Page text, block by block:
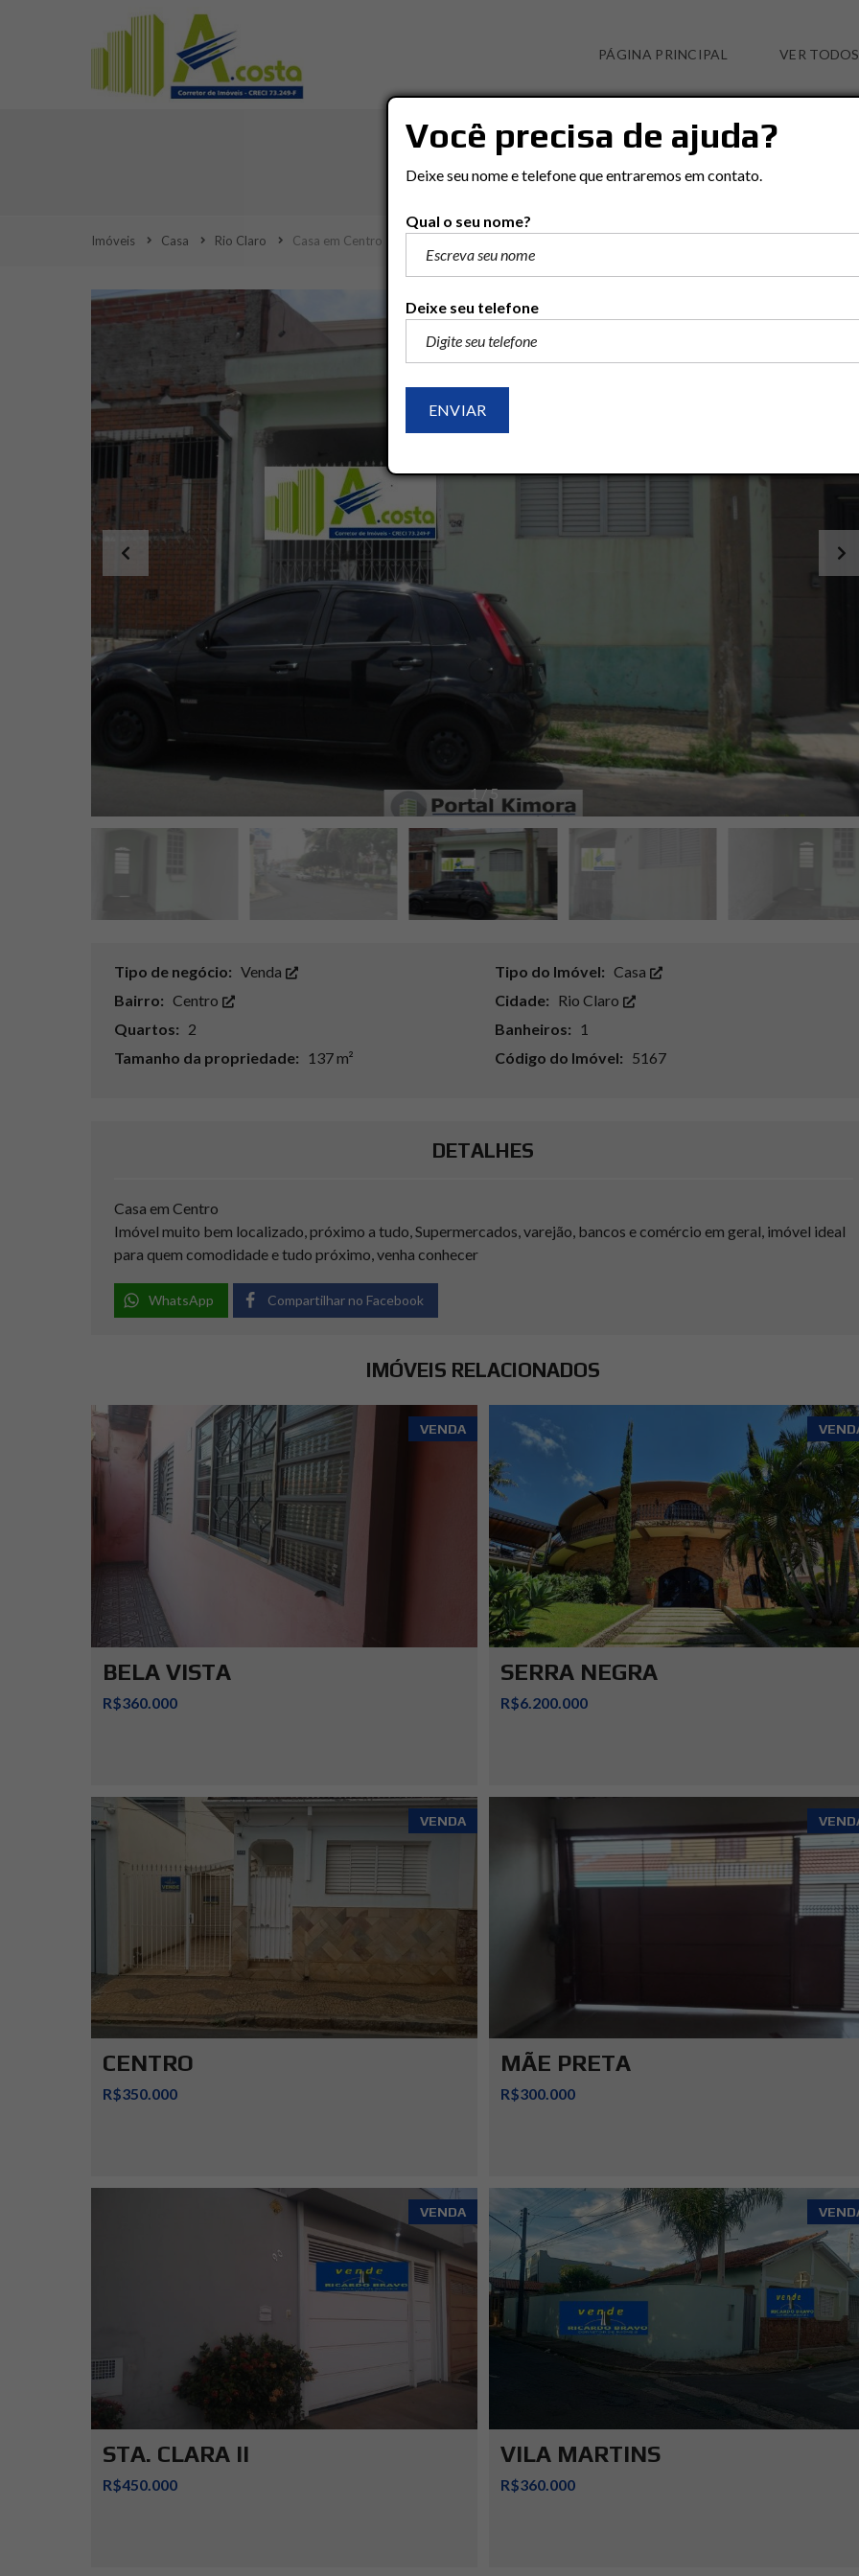
PÁGINA PRINCIPAL VER
CASA EM CENTRO
Imóveis Casa Rio Claro Casa em Centro
1/5
Tipo de negócio: Venda Tipo do Imóvel: Casa
Bairro: Centro Cidade: Rio Claro
Quartos: 2 Banheiros: 1
Tamanho da propriedade: 137 m² Código do Imóvel: 5167
DETALHES
Casa em Centro
Imóvel muito bem localizado, próximo a tudo, Supermercados, varejão, bancos e comércio em geral, imóvel ideal
para quem comodidade e tudo próximo, venha conhecer
WhatsApp Compartilhar no Facebook
IMÓVEIS RELACIONADOS
VENDA
BELA VISTA
R$360.000
SERRA NEGRA
R$6.200.000
VENDA
CENTRO
R$350.000
MÃE PRETA
R$300.000
VENDA
STA. CLARA II
R$450.000
VILA MARTINS
R$360.000
Você precisa de ajuda?
Deixe seu nome e telefone que entraremos em contato.
Qual o seu nome?
Deixe seu telefone